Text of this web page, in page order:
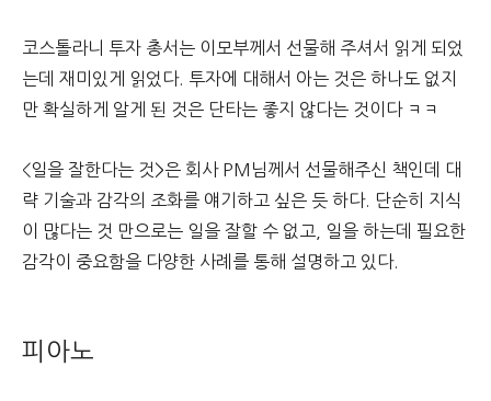
코스톨라니 투자 총서는 이모부께서 선물해 주셔서 읽게 되었
는데 재미있게 읽었다. 투자에 대해서 아는 것은 하나도 없지
만 확실하게 알게 된 것은 단타는 좋지 않다는 것이다 ㅋㅋ
<일을 잘한다는 것>은 회사 PM님께서 선물해주신 책인데 대
략 기술과 감각의 조화를 얘기하고 싶은 듯 하다. 단순히 지식
이 많다는 것 만으로는 일을 잘할 수 없고, 일을 하는데 필요한
감각이 중요함을 다양한 사례를 통해 설명하고 있다.
피아노